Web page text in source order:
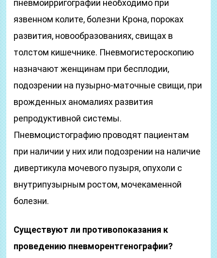
пневмоирригографии необходимо при
язвенном колите, болезни Крона, пороках
развития, новообразованиях, свищах в
толстом кишечнике. Пневмогистероскопию
назначают женщинам при бесплодии,
подозрении на пузырно-маточные свищи, при
врожденных аномалиях развития
репродуктивной системы.
Пневмоцистографию проводят пациентам
при наличии у них или подозрении на наличие
дивертикула мочевого пузыря, опухоли с
внутрипузырным ростом, мочекаменной
болезни.
Существуют ли противопоказания к
проведению пневморентгенографии?